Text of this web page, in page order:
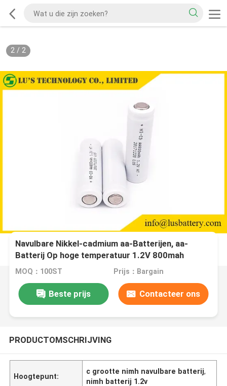
2/ 2
Navulbare Nikkel-cadmium aa-Batterijen, aa-
Batterij Op hoge temperatuur 1.2V 800mah
MOQ：100ST Prijs：Bargain
Beste prijs Contacteer ons
PRODUCTOMSCHRIJVING
Hoogtepunt:
c grootte nimh navulbare batterij,
nimh batterij 1.2v